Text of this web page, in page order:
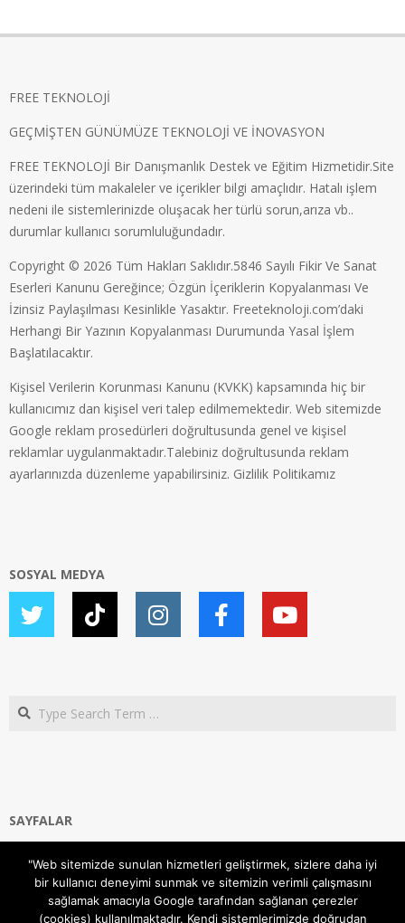
FREE TEKNOLOJİ
GEÇMİŞTEN GÜNÜMÜZE TEKNOLOJİ VE İNOVASYON
FREE TEKNOLOJİ Bir Danışmanlık Destek ve Eğitim Hizmetidir.Site
üzerindeki tüm makaleler ve içerikler bilgi amaçlıdır. Hatalı işlem
nedeni ile sistemlerinizde oluşacak her türlü sorun,arıza vb..
durumlar kullanıcı sorumluluğundadır.
Copyright © 2026 Tüm Hakları Saklıdır.5846 Sayılı Fikir Ve Sanat
Eserleri Kanunu Gereğince; Özgün İçeriklerin Kopyalanması Ve
İzinsiz Paylaşılması Kesinlikle Yasaktır. Freeteknoloji.com’daki
Herhangi Bir Yazının Kopyalanması Durumunda Yasal İşlem
Başlatılacaktır.
Kişisel Verilerin Korunması Kanunu (KVKK) kapsamında hiç bir
kullanıcımız dan kişisel veri talep edilmemektedir. Web sitemizde
Google reklam prosedürleri doğrultusunda genel ve kişisel
reklamlar uygulanmaktadır.Talebiniz doğrultusunda reklam
ayarlarınızda düzenleme yapabilirsiniz. Gizlilik Politikamız
SOSYAL MEDYA
Search
SAYFALAR
Gizlilik ve Çerezler (Cookies) Politikası
Hakkımızda
İletişim Kanalları
"Web sitemizde sunulan hizmetleri geliştirmek, sizlere daha iyi
bir kullanıcı deneyimi sunmak ve sitemizin verimli çalışmasını
sağlamak amacıyla Google tarafından sağlanan çerezler
(cookies) kullanılmaktadır. Kendi sistemlerimizde doğrudan